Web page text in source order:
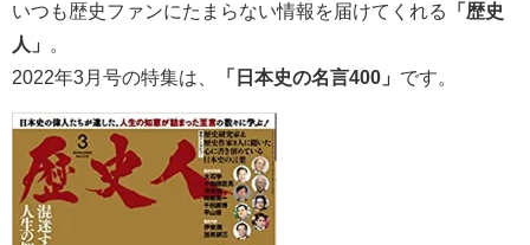
いつも歴史ファンにたまらない情報を届けてくれる
「歴史
人」
。
2022年3月号の特集は、
「日本史の名言400」 です。